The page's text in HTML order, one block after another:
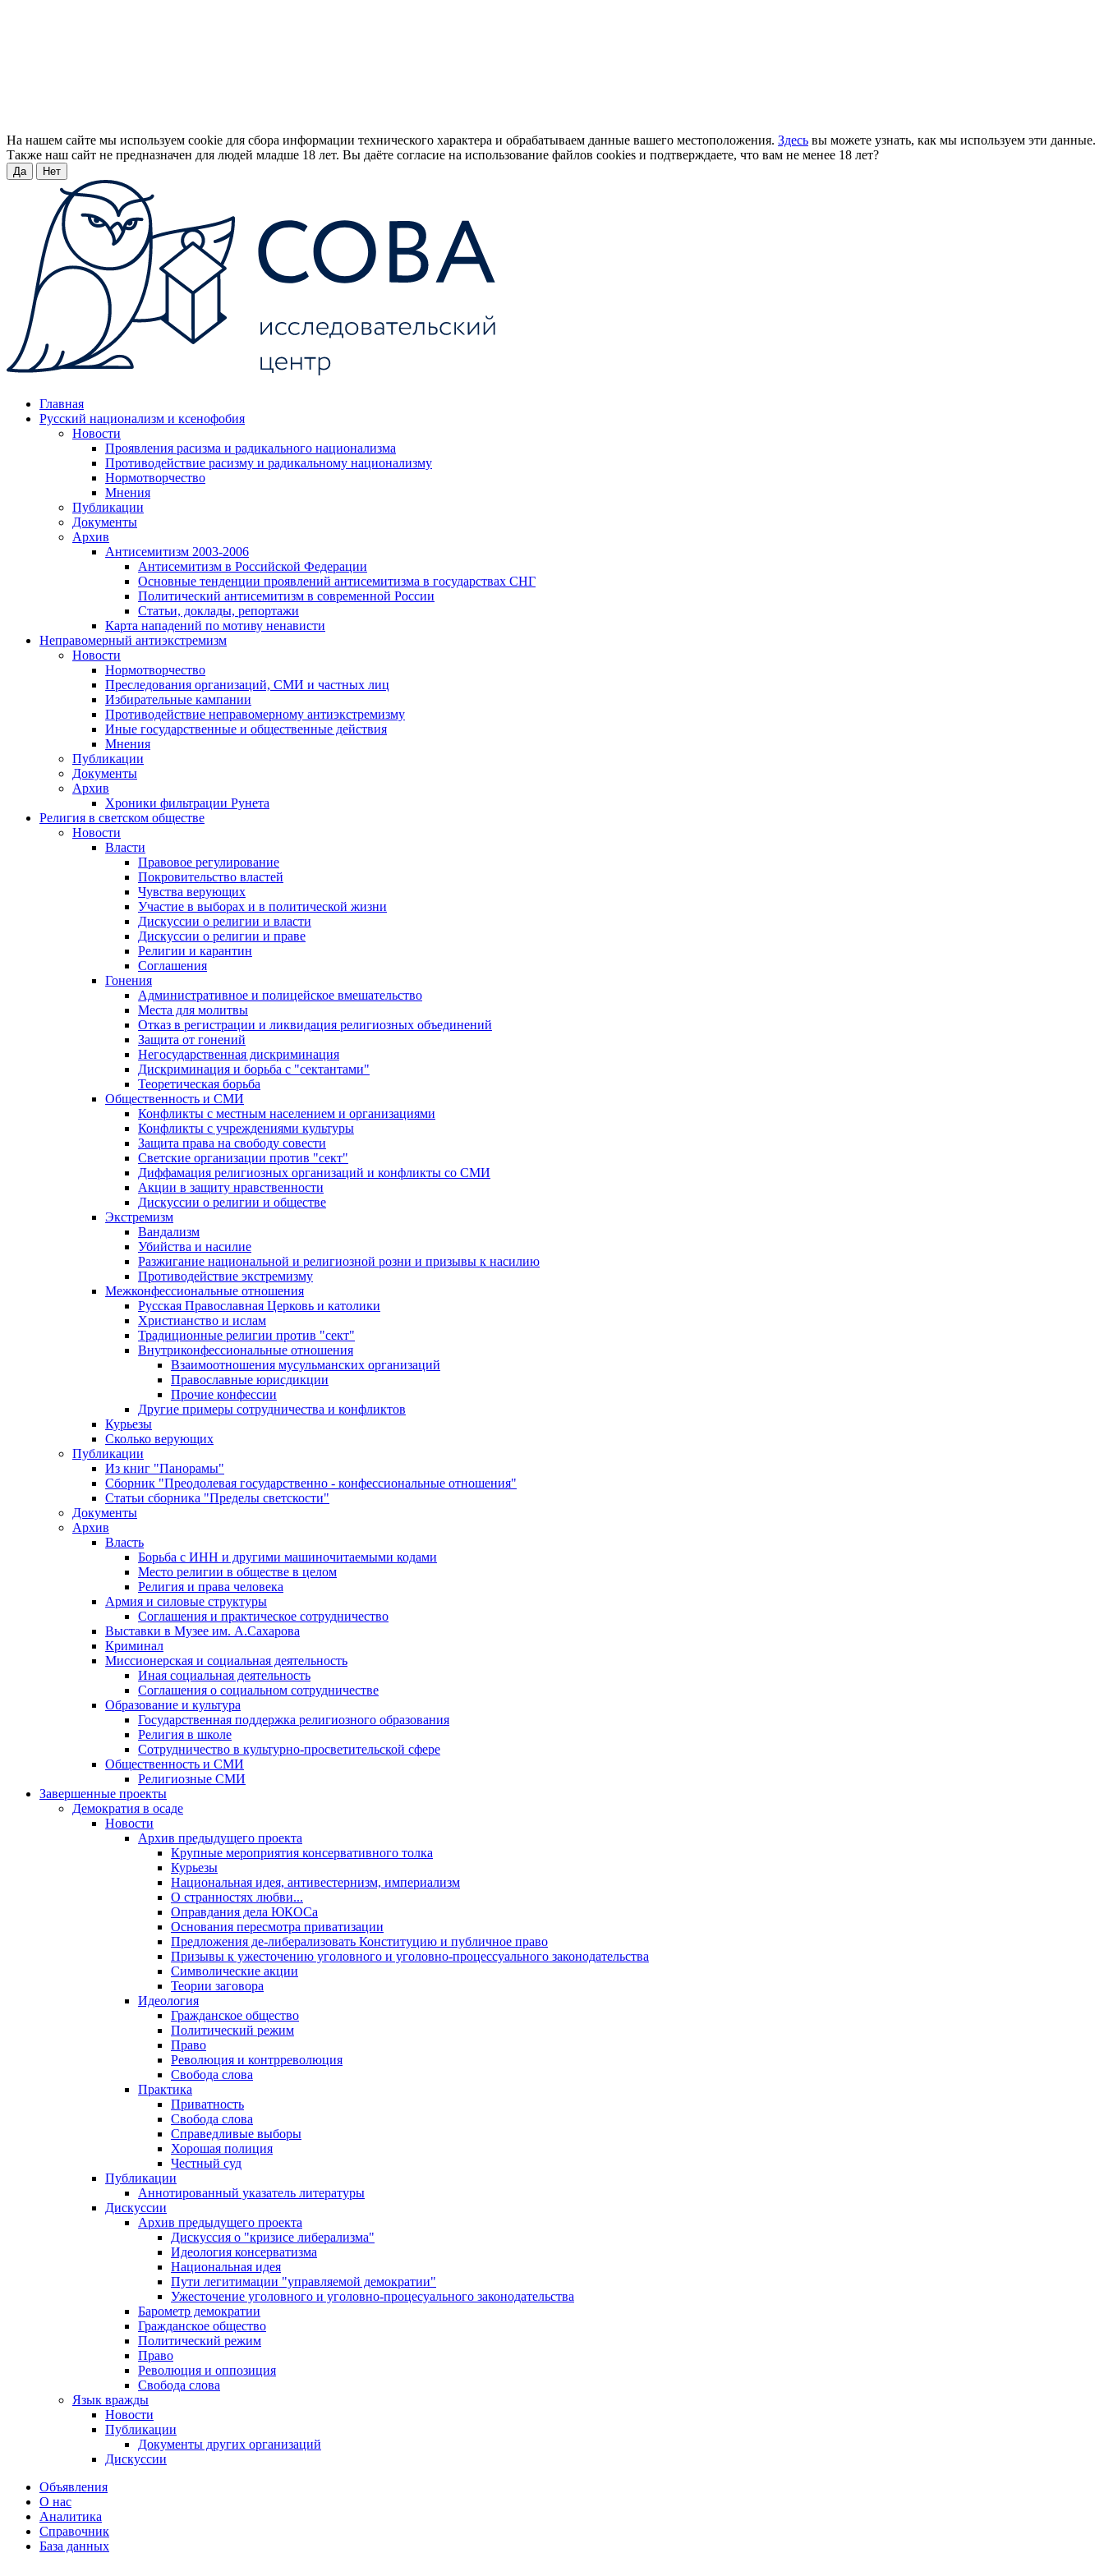
На нашем сайте мы используем cookie для сбора информации технического характера и обрабатываем данные вашего местоположения. Здесь вы можете узнать, как мы используем эти данные.
Также наш сайт не предназначен для людей младше 18 лет. Вы даёте согласие на использование файлов cookies и подтверждаете, что вам не менее 18 лет?
Да Нет
Главная
Русский национализм и ксенофобия
Новости
Проявления расизма и радикального национализма
Противодействие расизму и радикальному национализму
Нормотворчество
Мнения
Публикации
Документы
Архив
Антисемитизм 2003-2006
Антисемитизм в Российской Федерации
Основные тенденции проявлений антисемитизма в государствах СНГ
Политический антисемитизм в современной России
Статьи, доклады, репортажи
Карта нападений по мотиву ненависти
Неправомерный антиэкстремизм
Новости
Нормотворчество
Преследования организаций, СМИ и частных лиц
Избирательные кампании
Противодействие неправомерному антиэкстремизму
Иные государственные и общественные действия
Мнения
Публикации
Документы
Архив
Хроники фильтрации Рунета
Религия в светском обществе
Новости
Власти
Правовое регулирование
Покровительство властей
Чувства верующих
Участие в выборах и в политической жизни
Дискуссии о религии и власти
Дискуссии о религии и праве
Религии и карантин
Соглашения
Гонения
Административное и полицейское вмешательство
Места для молитвы
Отказ в регистрации и ликвидация религиозных объединений
Защита от гонений
Негосударственная дискриминация
Дискриминация и борьба с "сектантами"
Теоретическая борьба
Общественность и СМИ
Конфликты с местным населением и организациями
Конфликты с учреждениями культуры
Защита права на свободу совести
Светские организации против "сект"
Диффамация религиозных организаций и конфликты со СМИ
Акции в защиту нравственности
Дискуссии о религии и обществе
Экстремизм
Вандализм
Убийства и насилие
Разжигание национальной и религиозной розни и призывы к насилию
Противодействие экстремизму
Межконфессиональные отношения
Русская Православная Церковь и католики
Христианство и ислам
Традиционные религии против "сект"
Внутриконфессиональные отношения
Взаимоотношения мусульманских организаций
Православные юрисдикции
Прочие конфессии
Другие примеры сотрудничества и конфликтов
Курьезы
Сколько верующих
Публикации
Из книг "Панорамы"
Сборник "Преодолевая государственно - конфессиональные отношения"
Статьи сборника "Пределы светскости"
Документы
Архив
Власть
Борьба с ИНН и другими машиночитаемыми кодами
Место религии в обществе в целом
Религия и права человека
Армия и силовые структуры
Соглашения и практическое сотрудничество
Выставки в Музее им. А.Сахарова
Криминал
Миссионерская и социальная деятельность
Иная социальная деятельность
Соглашения о социальном сотрудничестве
Образование и культура
Государственная поддержка религиозного образования
Религия в школе
Сотрудничество в культурно-просветительской сфере
Общественность и СМИ
Религиозные СМИ
Завершенные проекты
Демократия в осаде
Новости
Архив предыдущего проекта
Крупные мероприятия консервативного толка
Курьезы
Национальная идея, антивестернизм, империализм
О странностях любви...
Оправдания дела ЮКОСа
Основания пересмотра приватизации
Предложения де-либерализовать Конституцию и публичное право
Призывы к ужесточению уголовного и уголовно-процессуального законодательства
Символические акции
Теории заговора
Идеология
Гражданское общество
Политический режим
Право
Революция и контрреволюция
Свобода слова
Практика
Приватность
Свобода слова
Справедливые выборы
Хорошая полиция
Честный суд
Публикации
Аннотированный указатель литературы
Дискуссии
Архив предыдущего проекта
Дискуссия о "кризисе либерализма"
Идеология консерватизма
Национальная идея
Пути легитимации "управляемой демократии"
Ужесточение уголовного и уголовно-процесуального законодательства
Барометр демократии
Гражданское общество
Политический режим
Право
Революция и оппозиция
Свобода слова
Язык вражды
Новости
Публикации
Документы других организаций
Дискуссии
Объявления
О нас
Аналитика
Справочник
База данных